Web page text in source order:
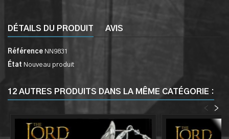
DÉTAILS DU PRODUIT AVIS
Référence NN9831
État Nouveau produit
12 AUTRES PRODUITS DANS LA MÊME CATÉGORIE :
>
<